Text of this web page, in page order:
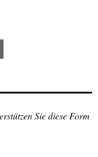
Sie diese Form